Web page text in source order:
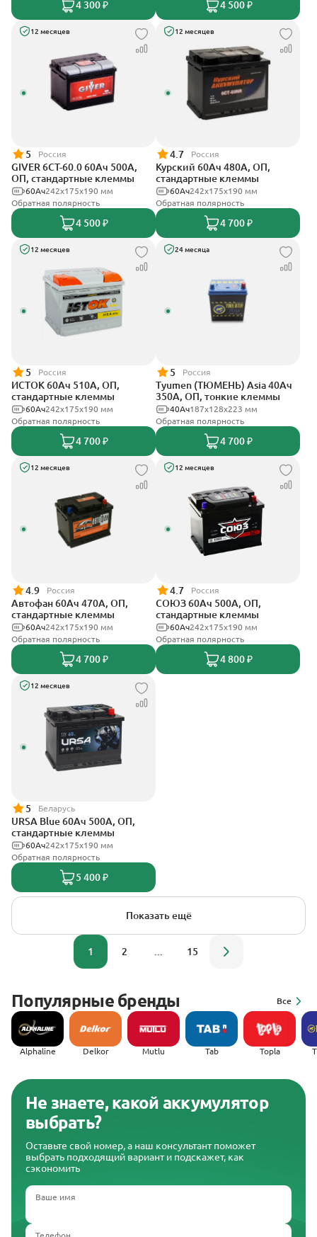
4 300 ₽ 4 500 ₽
12 месяцев
5 Россия
GIVER 6СТ-60.0 60Ач 500А,
ОП, стандартные клеммы
242х175х190 мм
60Ач
Обратная полярность
4 500 ₽
12 месяцев
4.7 Россия
Курский 60Ач 480А, ОП,
стандартные клеммы
242x175x190 мм
60Ач
Обратная полярность
4 700 ₽
12 месяцев
5 Россия
ИСТОК 60Ач 510А, ОП,
стандартные клеммы
242x175x190 мм
60Ач
Обратная полярность
4 700 ₽
24 месяца
5 Россия
Tyumen (ТЮМЕНЬ) Asia 40Ач
350А, ОП, тонкие клеммы
187х128х223 мм
40Ач
Обратная полярность
4 700 ₽
12 месяцев
4.9 Россия
Автофан 60Ач 470А, ОП,
стандартные клеммы
242х175х190 мм
60Ач
Обратная полярность
4 700 ₽
12 месяцев
4.7 Россия
СОЮЗ 60Ач 500А, ОП,
стандартные клеммы
242x175x190 мм
60Ач
Обратная полярность
4 800 ₽
12 месяцев
5 Беларусь
URSA Blue 60Ач 500А, ОП,
стандартные клеммы
242х175х190 мм
60Ач
Обратная полярность
5 400 ₽
Показать ещё
1 2 15
Популярные бренды Все
Alphaline Delkor Mutlu Tab Topla
Не знаете, какой аккумулятор
выбрать?
Оставьте свой номер, а наш консультант поможет
выбрать подходящий вариант и подскажет, как
сэкономить
Ваше имя